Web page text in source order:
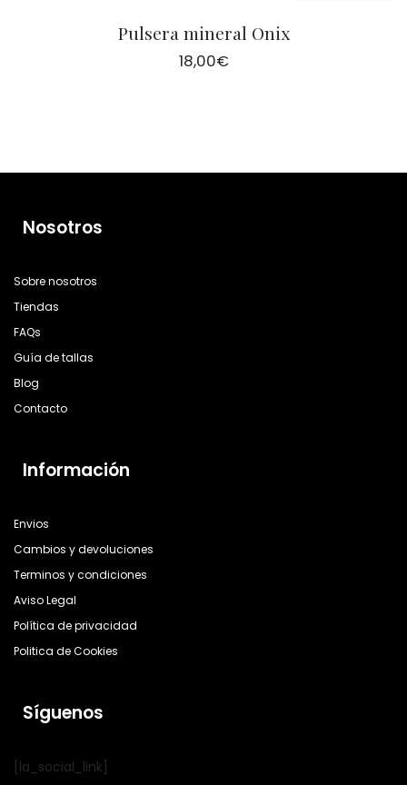
Pulsera mineral Onix
18,00€
Nosotros
Sobre nosotros
Tiendas
FAQs
Guía de tallas
Blog
Contacto
Información
Envios
Cambios y devoluciones
Terminos y condiciones
Aviso Legal
Política de privacidad
Politica de Cookies
Síguenos
[la_social_link]